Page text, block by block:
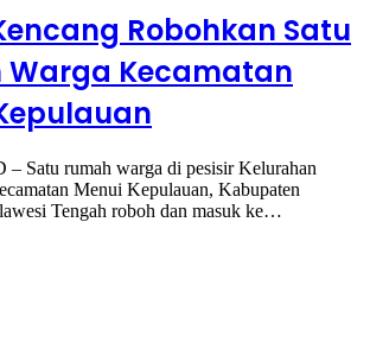
Robohkan Satu
Warga Kecamatan
Satu rumah warga di pesisir Kelurahan
Menui Kepulauan, Kabupaten
Tengah roboh dan masuk ke…